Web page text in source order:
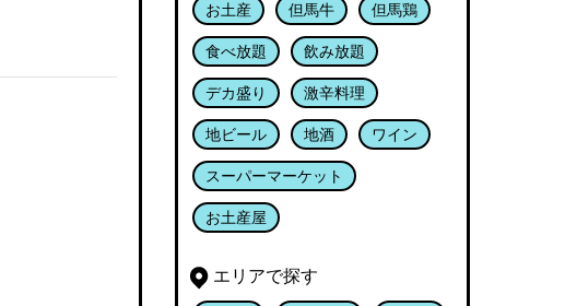
お土産 但馬牛 但馬鶏
食べ放題 飲み放題
デカ盛り 激辛料理
地ビール 地酒 ワイン
スーパーマーケット
お土産屋
エリアで探す